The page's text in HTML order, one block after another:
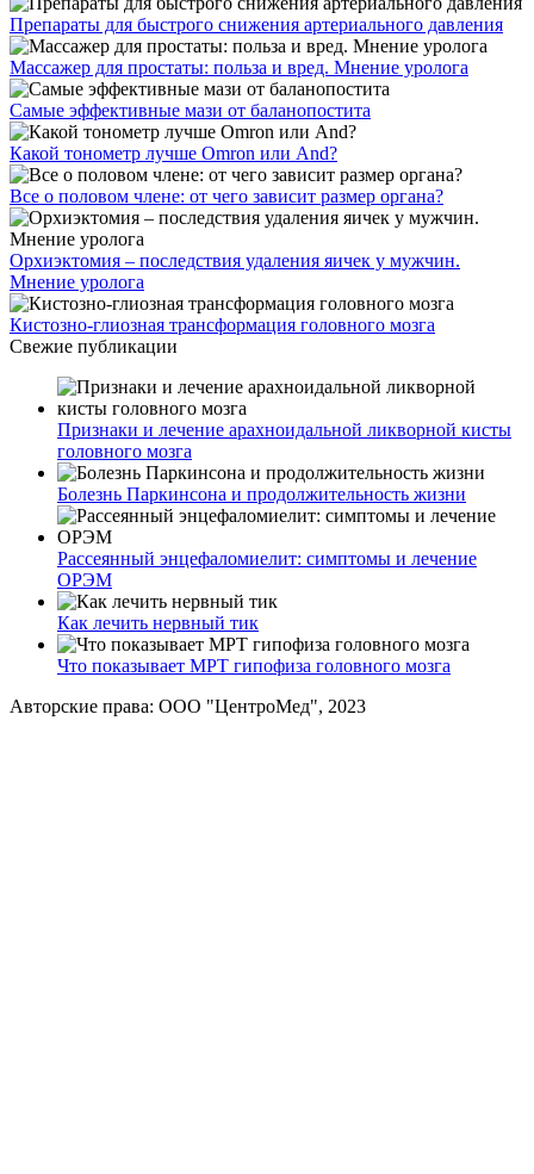
Препараты для быстрого снижения артериального давления
Массажер для простаты: польза и вред. Мнение уролога
Самые эффективные мази от баланопостита
Какой тонометр лучше Omron или And?
Все о половом члене: от чего зависит размер органа?
Орхиэктомия – последствия удаления яичек у мужчин.
Мнение уролога
Кистозно-глиозная трансформация головного мозга
Свежие публикации
Признаки и лечение арахноидальной ликворной кисты
головного мозга
Болезнь Паркинсона и продолжительность жизни
Рассеянный энцефаломиелит: симптомы и лечение
ОРЭМ
Как лечить нервный тик
Что показывает МРТ гипофиза головного мозга
Авторские права: ООО "ЦентроМед", 2023